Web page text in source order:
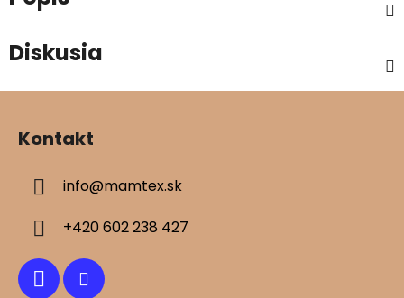
Diskusia
Kontakt
info@mamtex.sk
+420 602 238 427